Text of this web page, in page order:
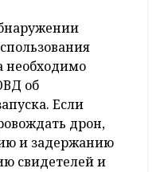
необходимо
об
Если
дрон,
и задержанию
свидетелей и